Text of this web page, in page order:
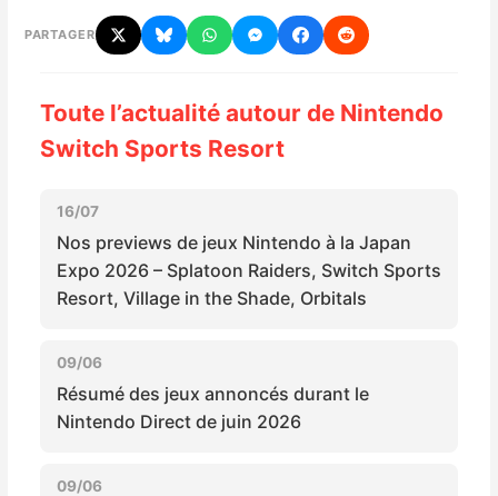
Précommandes
Précommandes jeux Switch 2
Bons plans
Guides
PARTAGER
Toute l’actualité autour de Nintendo
Switch Sports Resort
16/07
Nos previews de jeux Nintendo à la Japan
Expo 2026 – Splatoon Raiders, Switch Sports
Resort, Village in the Shade, Orbitals
09/06
Résumé des jeux annoncés durant le
Nintendo Direct de juin 2026
09/06